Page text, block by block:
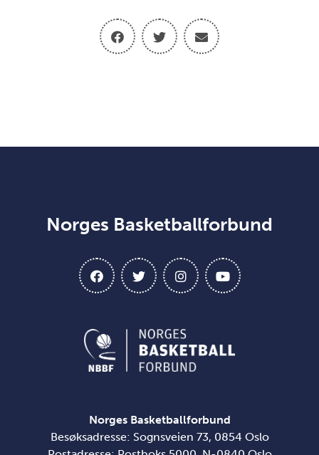
Norges Basketballforbund
Norges Basketballforbund
Besøksadresse: Sognsveien 73, 0854 Oslo